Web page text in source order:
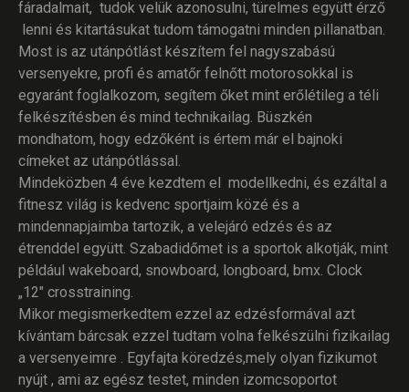
fáradalmait, tudok velük azonosulni, türelmes együtt érző
lenni és kitartásukat tudom támogatni minden pillanatban.
Most is az utánpótlást készítem fel nagyszabású
versenyekre, profi és amatőr felnőtt motorosokkal is
egyaránt foglalkozom, segítem őket mint erőlétileg a téli
felkészítésben és mind technikailag. Büszkén
mondhatom, hogy edzőként is értem már el bajnoki
címeket az utánpótlással.
Mindeközben 4 éve kezdtem el modellkedni, és ezáltal a
fitnesz világ is kedvenc sportjaim közé és a
mindennapjaimba tartozik, a velejáró edzés és az
étrenddel együtt. Szabadidőmet is a sportok alkotják, mint
például wakeboard, snowboard, longboard, bmx. Clock
„12″ crosstraining.
Mikor megismerkedtem ezzel az edzésformával azt
kívántam bárcsak ezzel tudtam volna felkészülni fizikailag
a versenyeimre . Egyfajta köredzés,mely olyan fizikumot
nyújt , ami az egész testet, minden izomcsoportot